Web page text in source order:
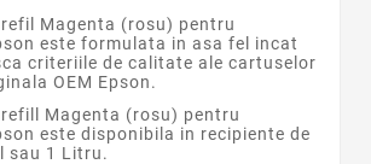
Magenta (rosu) pentru
este formulata in asa fel incat
criteriile de calitate ale cartuselor
OEM Epson.
Magenta (rosu) pentru
este disponibila in recipiente de
sau 1 Litru.